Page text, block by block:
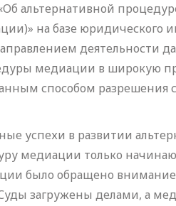
альтернативной
на базе юридического
деятельности
медиации в широкую
способом разрешения
успехи в развитии
медиации только
было обращено
загружены делами, а